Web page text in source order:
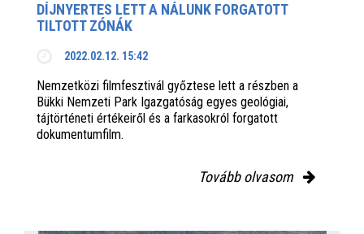
DÍJNYERTES LETT A NÁLUNK FORGATOTT
TILTOTT ZÓNÁK
2022.02.12. 15:42
Nemzetközi filmfesztivál győztese lett a részben a
Bükki Nemzeti Park Igazgatóság egyes geológiai,
tájtörténeti értékeiről és a farkasokról forgatott
dokumentumfilm.
Tovább olvasom